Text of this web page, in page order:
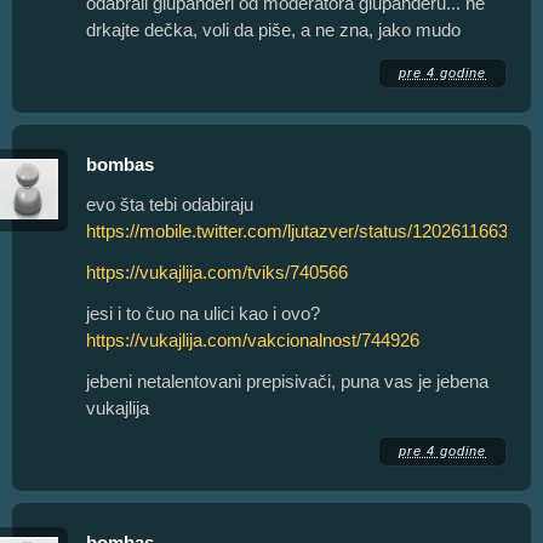
drkajte dečka, voli da piše, a ne zna, jako mudo
pre 4 godine
bombas
evo šta tebi odabiraju
https://mobile.twitter.com/ljutazver/status/
https://vukajlija.com/tviks/740566
jesi i to čuo na ulici kao i ovo?
https://vukajlija.com/vakcionalnost/744926
jebeni netalentovani prepisivači, puna vas je jebena
vukajlija
pre 4 godine